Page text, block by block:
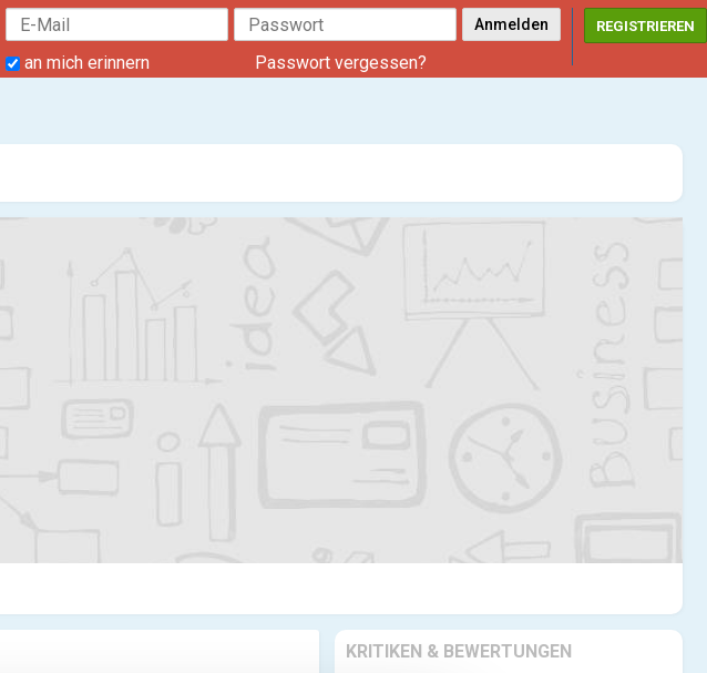
an mich erinnern Passwort vergessen?
REGISTRIEREN
KRITIKEN & BEWERTUNGEN